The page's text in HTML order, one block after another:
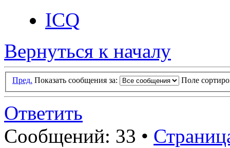
ICQ
Вернуться к началу
Пред. Показать сообщения за: Поле
Ответить
Сообщений: 33 •